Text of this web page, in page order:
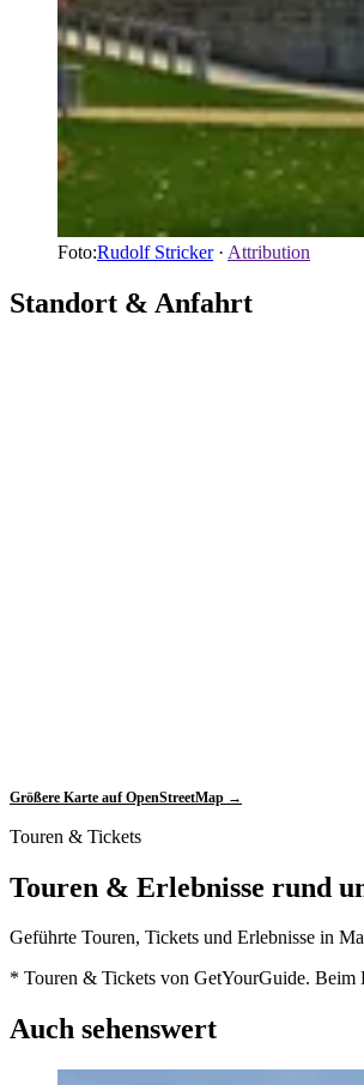
Foto:Rudolf Stricker· Attribution
Standort & Anfahrt
Größere Karte auf OpenStreetMap →
Touren & Tickets
Touren & Erlebnisse rund
Geführte Touren, Tickets und Erlebnisse in
* Touren & Tickets von GetYourGuide. Beim
Auch sehenswert